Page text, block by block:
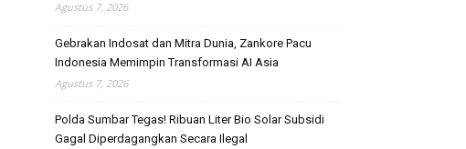
Agustus 7, 2026
Gebrakan Indosat dan Mitra Dunia, Zankore Pacu
Indonesia Memimpin Transformasi AI Asia
Agustus 7, 2026
Polda Sumbar Tegas! Ribuan Liter Bio Solar Subsidi
Gagal Diperdagangkan Secara Ilegal